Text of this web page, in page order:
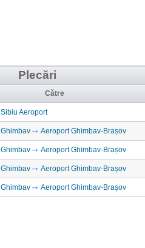
Plecări
Către
Sibiu Aeroport
Ghimbav Aeroport Ghimbav-Brașov
Ghimbav Aeroport Ghimbav-Brașov
Ghimbav Aeroport Ghimbav-Brașov
Ghimbav Aeroport Ghimbav-Brașov